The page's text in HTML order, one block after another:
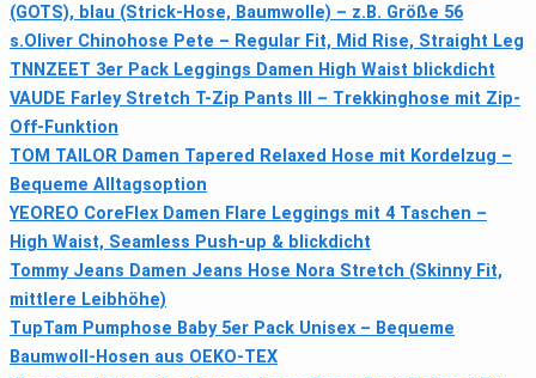
(GOTS), blau (Strick-Hose, Baumwolle) – z.B. Größe 56
s.Oliver Chinohose Pete – Regular Fit, Mid Rise, Straight Leg
TNNZEET 3er Pack Leggings Damen High Waist blickdicht
VAUDE Farley Stretch T-Zip Pants III – Trekkinghose mit Zip-
Off-Funktion
TOM TAILOR Damen Tapered Relaxed Hose mit Kordelzug –
Bequeme Alltagsoption
YEOREO CoreFlex Damen Flare Leggings mit 4 Taschen –
High Waist, Seamless Push-up & blickdicht
Tommy Jeans Damen Jeans Hose Nora Stretch (Skinny Fit,
mittlere Leibhöhe)
TupTam Pumphose Baby 5er Pack Unisex – Bequeme
Baumwoll‑Hosen aus OEKO-TEX